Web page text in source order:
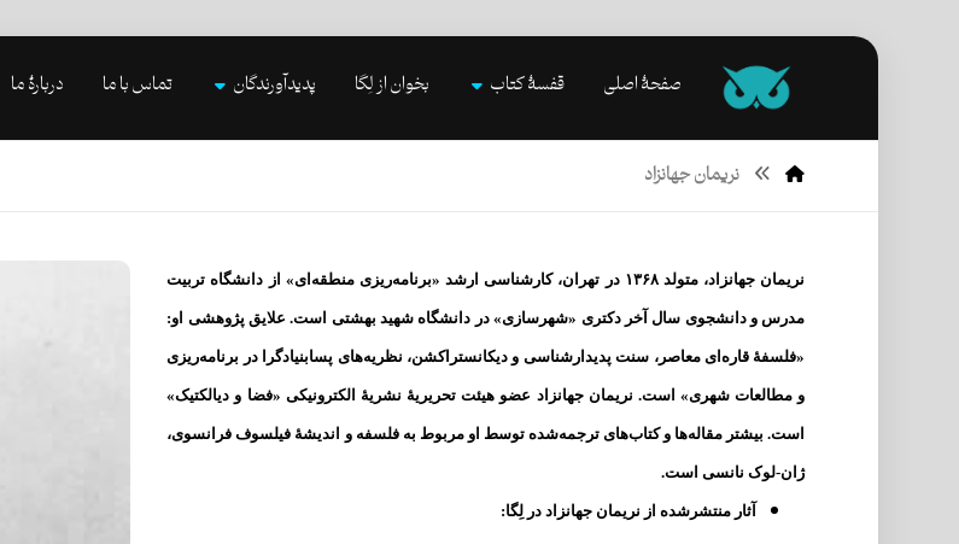
صفحۀ اصلی قفسۀ کتاب بخوان از لِگا پدیدآورندگان تماس با ما دربارۀ ما
نریمان جهانزاد
نریمان جهانزاد، متولد ۱۳۶۸ در تهران، کارشناسی ارشد «برنامه‌ریزی منطقه‌ای» از دانشگاه تربیت
مدرس و دانشجوی سال آخر دکتری «شهرسازی» در دانشگاه شهید بهشتی است. علایق پژوهشی او:
«فلسفۀ قاره‌ای معاصر، سنت پدیدارشناسی و دیکانستراکشن، نظریه‌‌های پسابنیادگرا در برنامه‌ریزی
و مطالعات شهری» است. نریمان جهانزاد عضو هیئت تحریریۀ نشریۀ الکترونیکی «فضا و دیالکتیک»
است. بیشتر مقاله‌ها و کتاب‌های ترجمه‌شده توسط او مربوط به فلسفه و اندیشۀ فیلسوف فرانسوی،
ژان-لوک نانسیاست.
آثار منتشرشده از نریمان جهانزاد در لِگا: